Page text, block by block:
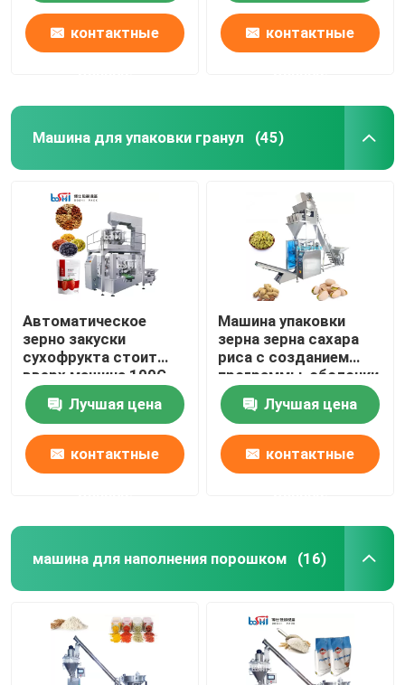
контактные контактные
Машина для упаковки гранул (45)
Автоматическое
зерно закуски
сухофрукта стоит
вверх машина 100G
500G мешка роторная
пакуя Лучшая цена
контактные
Машина упаковки
зерна зерна сахара
риса с созданием
программы-оболочки
обозначая
запечатывания
Лучшая цена
контактные
машина для наполнения порошком (16)